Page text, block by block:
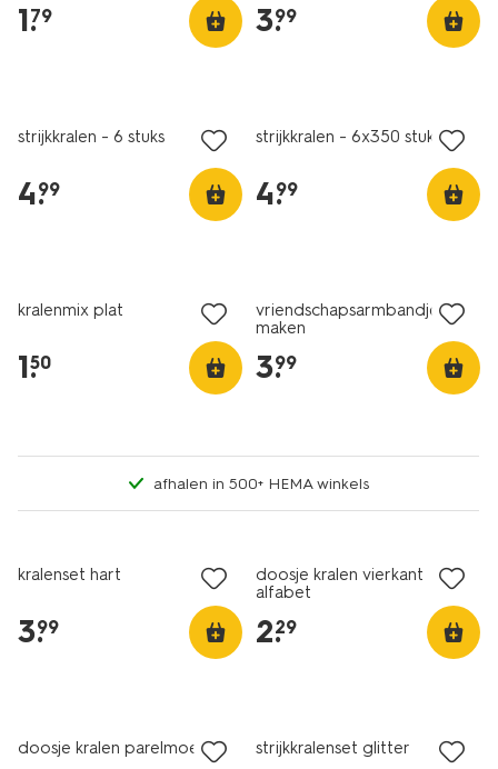
1.
79 3.
99
strijkkralen - 6 stuks
4.
99
strijkkralen - 6x350 stuks
4.
99
kralenmix plat
1.
50
vriendschapsarmbandjes
maken
3.
99
afhalen in 500+ HEMA winkels
kralenset hart
3.
99
doosje kralen vierkant
alfabet
2.
29
doosje kralen parelmoer strijkkralenset glitter